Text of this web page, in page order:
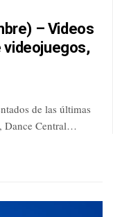
– Videos
videojuegos,
de las últimas
Dance Central…